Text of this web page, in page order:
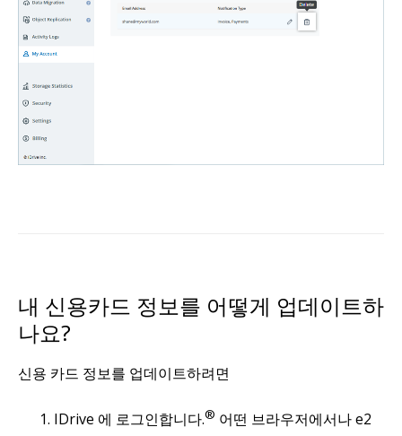
내 신용카드 정보를 어떻게 업데이트하
나요?
신용 카드 정보를 업데이트하려면
IDrive 에 로그인합니다.® 어떤 브라우저에서나 e2